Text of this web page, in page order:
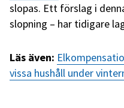
slopas. Ett förslag i
slopning – har tidigare
Läs även:
vissa hushåll under